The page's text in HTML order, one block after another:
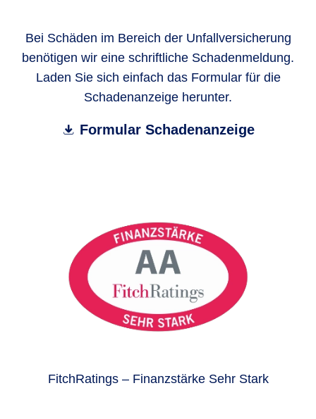
Bei Schäden im Bereich der Unfallversicherung
benötigen wir eine schriftliche Schadenmeldung.
Laden Sie sich einfach das Formular für die
Schadenanzeige herunter.
Formular Schadenanzeige
FitchRatings – Finanzstärke Sehr Stark